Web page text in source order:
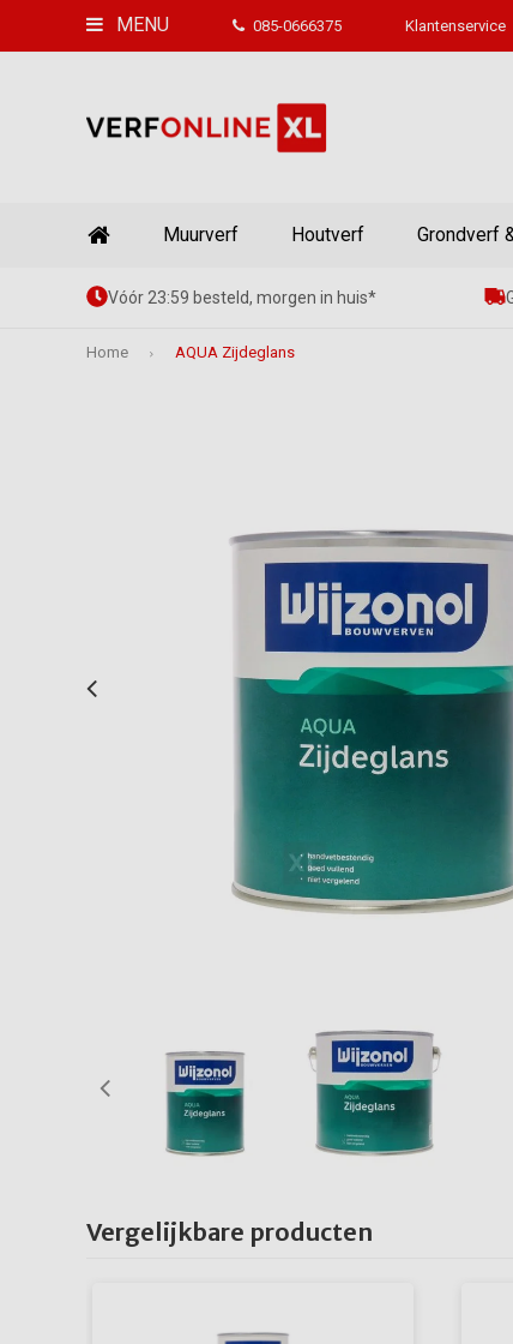
MENU 085-0666375 Klantenservice
Muurverf Houtverf Grondverf
Vóór 23:59 besteld, morgen in huis*
Home AQUA Zijdeglans
Vergelijkbare producten